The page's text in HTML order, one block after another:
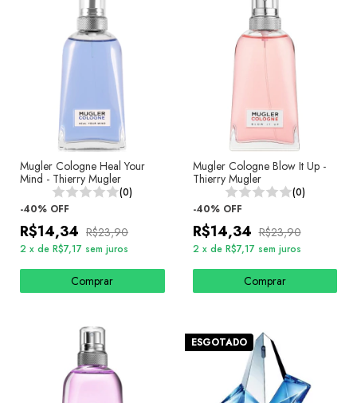
Mugler Cologne Heal Your
Mind - Thierry Mugler
(0)
-40% OFF
R$14,34 R$23,90
2 x de R$7,17 sem juros
Comprar
Mugler Cologne Blow It Up -
Thierry Mugler
(0)
-40% OFF
R$14,34 R$23,90
2 x de R$7,17 sem juros
Comprar
ESGOTADO